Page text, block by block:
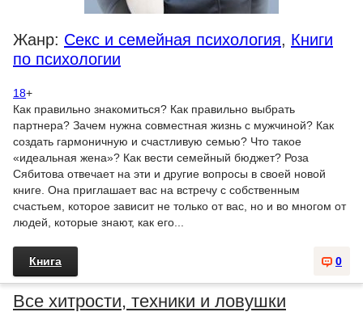
Жанр: Секс и семейная психология, Книги
по психологии
18+
Как правильно знакомиться? Как правильно выбрать
партнера? Зачем нужна совместная жизнь с мужчиной? Как
создать гармоничную и счастливую семью? Что такое
«идеальная жена»? Как вести семейный бюджет? Роза
Сябитова отвечает на эти и другие вопросы в своей новой
книге. Она приглашает вас на встречу с собственным
счастьем, которое зависит не только от вас, но и во многом от
людей, которые знают, как его...
0
Книга
Все хитрости, техники и ловушки